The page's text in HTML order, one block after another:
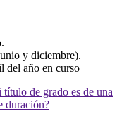
y diciembre).
del año en curso
de grado es de una
duración?